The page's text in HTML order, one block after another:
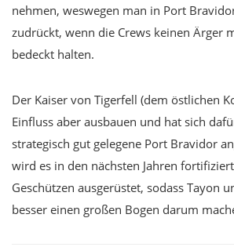
nehmen, weswegen man in Port
zudrückt, wenn die Crews keinen Ärger
bedeckt halten.
Der Kaiser von Tigerfell (dem östlichen
Einfluss aber ausbauen und hat sich
strategisch gut gelegene Port Bravidor
wird es in den nächsten Jahren
Geschützen ausgerüstet, sodass Tayon
besser einen großen Bogen darum